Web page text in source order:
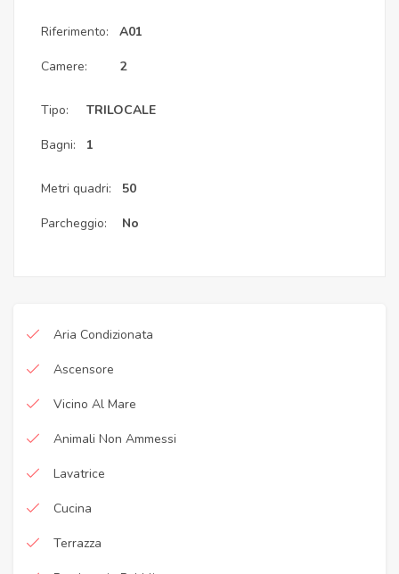
Riferimento:
Camere:
A01
2
Tipo:
Bagni:
TRILOCALE
1
Metri quadri:
Parcheggio:
50
No
Aria Condizionata
Ascensore
Vicino Al Mare
Animali Non Ammessi
Lavatrice
Cucina
Terrazza